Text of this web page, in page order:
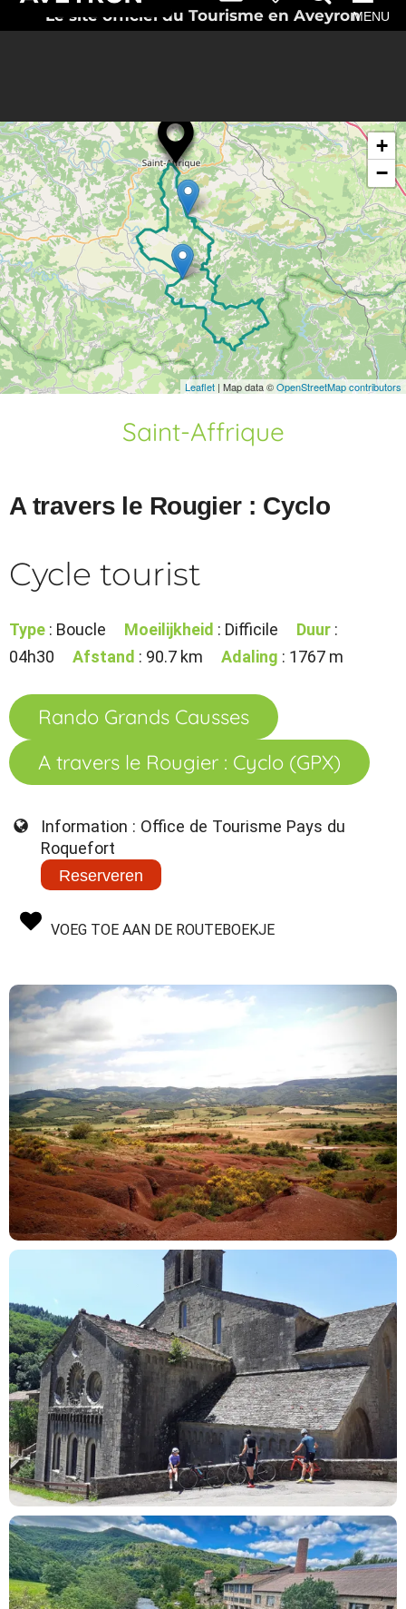
Le site officiel du Tourisme en AveyronMENU
+
−
Leaflet | Map data ©OpenStreetMap contributors
Saint-Affrique
A travers le Rougier : Cyclo
Cycle tourist
Type : Boucle Moeilijkheid : Difficile Duur :
04h30
Afstand : 90.7 km Adaling : 1767 m
Rando Grands Causses
A travers le Rougier : Cyclo (GPX)
Information : Office de Tourisme Pays du
Roquefort
Reserveren
VOEG TOE AAN DE ROUTEBOEKJE